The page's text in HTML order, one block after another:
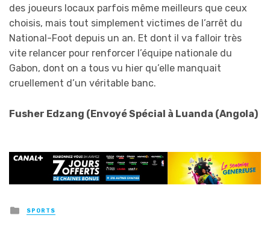
des joueurs locaux parfois même meilleurs que ceux
choisis, mais tout simplement victimes de l’arrêt du
National-Foot depuis un an. Et dont il va falloir très
vite relancer pour renforcer l’équipe nationale du
Gabon, dont on a tous vu hier qu’elle manquait
cruellement d’un véritable banc.
Fusher Edzang (Envoyé Spécial à Luanda (Angola)
Posted
in
SPORTS